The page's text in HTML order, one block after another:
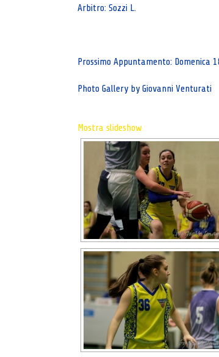
Arbitro: Sozzi L.
Prossimo Appuntamento:
Photo Gallery by Giovanni Venturati
Mostra slideshow